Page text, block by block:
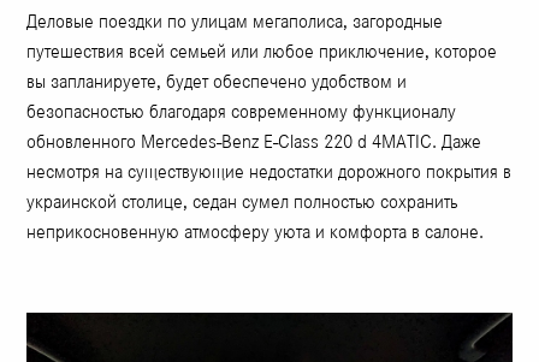
Деловые поездки по улицам мегаполиса, загородные
путешествия всей семьей или любое приключение, которое
вы запланируете, будет обеспечено удобством и
безопасностью благодаря современному функционалу
обновленного Mercedes-Benz E-Class 220 d 4MATIC. Даже
несмотря на существующие недостатки дорожного покрытия в
украинской столице, седан сумел полностью сохранить
неприкосновенную атмосферу уюта и комфорта в салоне.